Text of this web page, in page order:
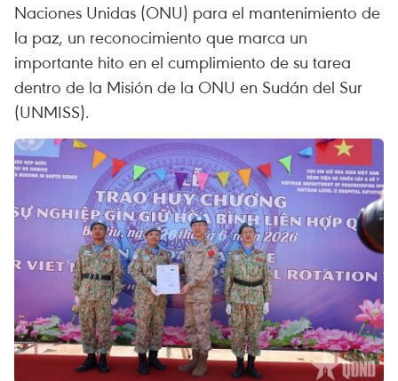
Naciones Unidas (ONU) para el mantenimiento de
la paz, un reconocimiento que marca un
importante hito en el cumplimiento de su tarea
dentro de la Misión de la ONU en Sudán del Sur
(UNMISS).